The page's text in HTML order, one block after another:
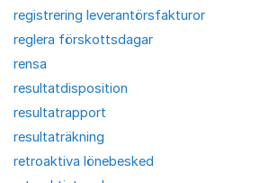
registrering leverantörsfakturor
reglera förskottsdagar
rensa
resultatdisposition
resultatrapport
resultaträkning
retroaktiva lönebesked